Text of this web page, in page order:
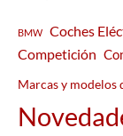
BMW
Coches
Competición
Marcas y modelos